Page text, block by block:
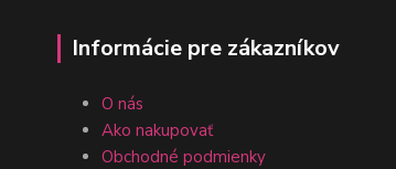
Informácie pre zákazníkov
O nás
Ako nakupovať
Obchodné podmienky